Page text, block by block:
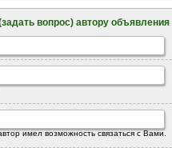
вопрос) автору объявления
имел возможность связаться с Вами.